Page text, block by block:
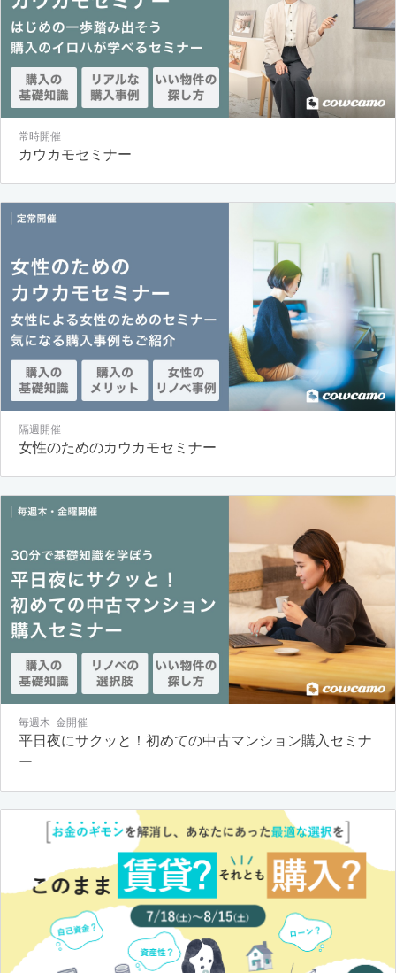
常時開催
カウカモセミナー
隔週開催
女性のためのカウカモセミナー
毎週木･金開催
平日夜にサクッと！初めての中古マンション購入セミナ
ー